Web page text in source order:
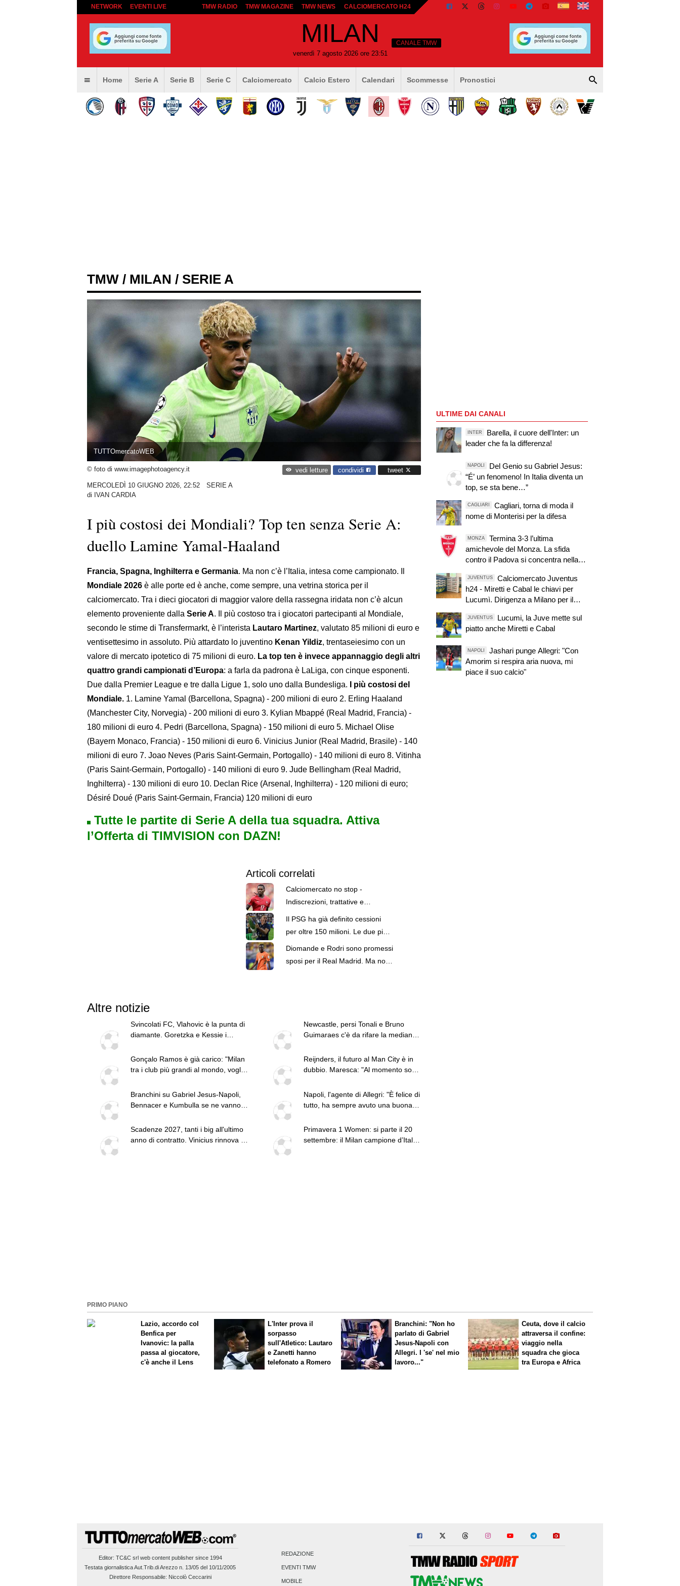
NETWORK EVENTI LIVE TMW RADIO TMW MAGAZINE TMW NEWS CALCIOMERCATO H24
MILAN
venerdì 7 agosto 2026 ore 23:51
CANALE TMW
Home Serie A Serie B Serie C Calciomercato Calcio Estero Calendari Scommesse Pronostici
TMW / MILAN / SERIE A
TUTTOmercatoWEB
© foto di www.imagephotoagency.it vedi letture condividi tweet
MERCOLEDÌ 10 GIUGNO 2026, 22:52
SERIE A
di IVAN CARDIA
I più costosi dei Mondiali? Top ten senza Serie A:
duello Lamine Yamal-Haaland
Francia, Spagna, Inghilterra e Germania. Ma non c’è l’Italia, intesa come campionato. Il
Mondiale 2026 è alle porte ed è anche, come sempre, una vetrina storica per il
calciomercato. Tra i dieci giocatori di maggior valore della rassegna iridata non c’è alcun
elemento proveniente dalla Serie A. Il più costoso tra i giocatori partecipanti al Mondiale,
secondo le stime di Transfermarkt, è l’interista Lautaro Martinez, valutato 85 milioni di euro e
ventisettesimo in assoluto. Più attardato lo juventino Kenan Yildiz, trentaseiesimo con un
valore di mercato ipotetico di 75 milioni di euro. La top ten è invece appannaggio degli altri
quattro grandi campionati d’Europa: a farla da padrona è LaLiga, con cinque esponenti.
Due dalla Premier League e tre dalla Ligue 1, solo uno dalla Bundesliga.
I più costosi del
Mondiale. 1. Lamine Yamal (Barcellona, Spagna) - 200 milioni di euro 2. Erling Haaland
(Manchester City, Norvegia) - 200 milioni di euro 3. Kylian Mbappé (Real Madrid, Francia) -
180 milioni di euro 4. Pedri (Barcellona, Spagna) - 150 milioni di euro 5. Michael Olise
(Bayern Monaco, Francia) - 150 milioni di euro 6. Vinicius Junior (Real Madrid, Brasile) - 140
milioni di euro 7. Joao Neves (Paris Saint-Germain, Portogallo) - 140 milioni di euro 8. Vitinha
(Paris Saint-Germain, Portogallo) - 140 milioni di euro 9. Jude Bellingham (Real Madrid,
Inghilterra) - 130 milioni di euro 10. Declan Rice (Arsenal, Inghilterra) - 120 milioni di euro;
Désiré Doué (Paris Saint-Germain, Francia) 120 milioni di euro
Tutte le partite di Serie A della tua squadra. Attiva
l’Offerta di TIMVISION con DAZN!
Articoli correlati
Calciomercato no stop -
Indiscrezioni, trattative e
Il PSG ha già definito cessioni
per oltre 150 milioni. Le due più
importanti in Serie A
Diomande e Rodri sono promessi
sposi per il Real Madrid. Ma non
Altre notizie
Svincolati FC, Vlahovic è la punta di
diamante. Goretzka e Kessie i
Newcastle, persi Tonali e Bruno
Guimaraes c'è da rifare la mediana.
Gonçalo Ramos è già carico: "Milan
tra i club più grandi al mondo, voglio
Reijnders, il futuro al Man City è in
dubbio. Maresca: "Al momento sono
Branchini su Gabriel Jesus-Napoli,
Bennacer e Kumbulla se ne vanno:
Napoli, l'agente di Allegri: "È felice di
tutto, ha sempre avuto una buona
Scadenze 2027, tanti i big all'ultimo
anno di contratto. Vinicius rinnova e
Primavera 1 Women: si parte il 20
settembre: il Milan campione d’Italia
ULTIME DAI CANALI
INTER
Barella, il cuore dell'Inter: un
leader che fa la differenza!
NAPOLI
Del Genio su Gabriel Jesus:
“É’ un fenomeno! In Italia diventa un
top, se sta bene…”
CAGLIARI
Cagliari, torna di moda il
nome di Monterisi per la difesa
MONZA
Termina 3-3 l’ultima
amichevole del Monza. La sfida
contro il Padova si concentra nella
JUVENTUS
Calciomercato Juventus
h24 - Miretti e Cabal le chiavi per
Lucumì. Dirigenza a Milano per il
Premier. Zirkzee, apertura dello
United, si tratta
JUVENTUS
Lucumi, la Juve mette sul
piatto anche Miretti e Cabal
NAPOLI
Jashari punge Allegri: "Con
Amorim si respira aria nuova, mi
piace il suo calcio"
PRIMO PIANO
Lazio, accordo col
Benfica per
Ivanovic: la palla
passa al giocatore,
c'è anche il Lens
L'Inter prova il
sorpasso
sull'Atletico: Lautaro
e Zanetti hanno
telefonato a Romero
Branchini: "Non ho
parlato di Gabriel
Jesus-Napoli con
Allegri. I 'se' nel mio
lavoro..."
Ceuta, dove il calcio
attraversa il confine:
viaggio nella
squadra che gioca
tra Europa e Africa
Editor: TC&C srlweb content publisher since 1994
Testata giornalistica Aut.Trib.di Arezzo n. 13/05 del 10/11/2005
Direttore Responsabile: Niccolò Ceccarini
REDAZIONE
EVENTI TMW
MOBILE